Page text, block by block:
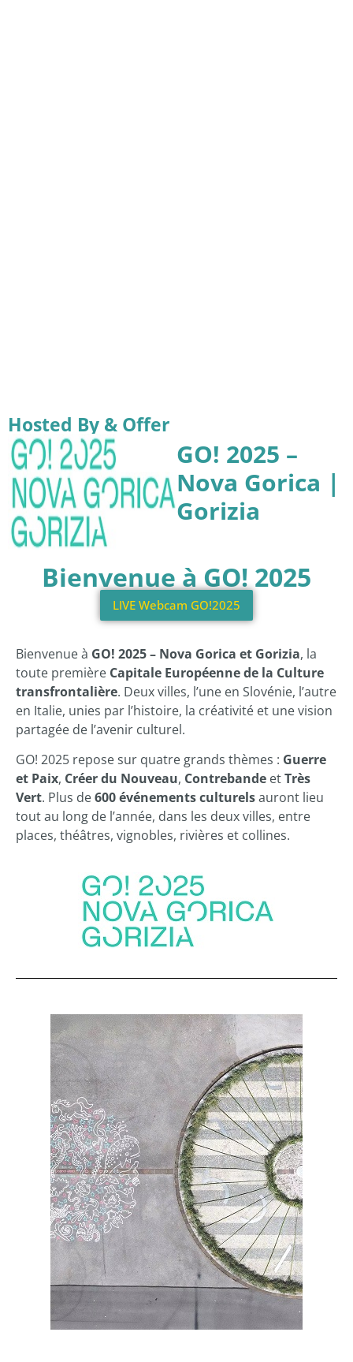
Hosted By & Offer
GO! 2025 –
Nova Gorica |
Gorizia
Bienvenue à GO! 2025
LIVE Webcam GO!2025
Bienvenue à GO! 2025 – Nova Gorica et Gorizia, la
toute première Capitale Européenne de la Culture
transfrontalière. Deux villes, l’une en Slovénie, l’autre
en Italie, unies par l’histoire, la créativité et une vision
partagée de l’avenir culturel.
GO! 2025 repose sur quatre grands thèmes : Guerre
et Paix, Créer du Nouveau, Contrebande etTrès
Vert. Plus de600 événements culturelsauront lieu
tout au long de l’année, dans les deux villes, entre
places, théâtres, vignobles, rivières et collines.